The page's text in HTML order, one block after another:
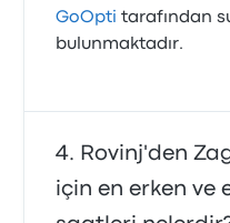
GoOpti tarafından
bulunmaktadır.
Rovinj'den
için en erken ve